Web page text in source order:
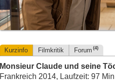
Kurzinfo Filmkritik Forum (4)
Monsieur Claude und seine
Frankreich 2014, Laufzeit: 97